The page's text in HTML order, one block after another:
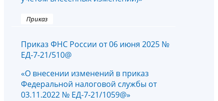
Приказ
Приказ ФНС России от 06 июня 2025 №
ЕД-7-21/510@
«О внесении изменений в приказ
Федеральной налоговой службы от
03.11.2022 № ЕД-7-21/1059@»